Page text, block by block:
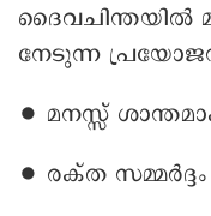
ദൈവചിന്തയിൽ
നേടുന്ന
∙ മനസ്സ്
∙ രക്ത